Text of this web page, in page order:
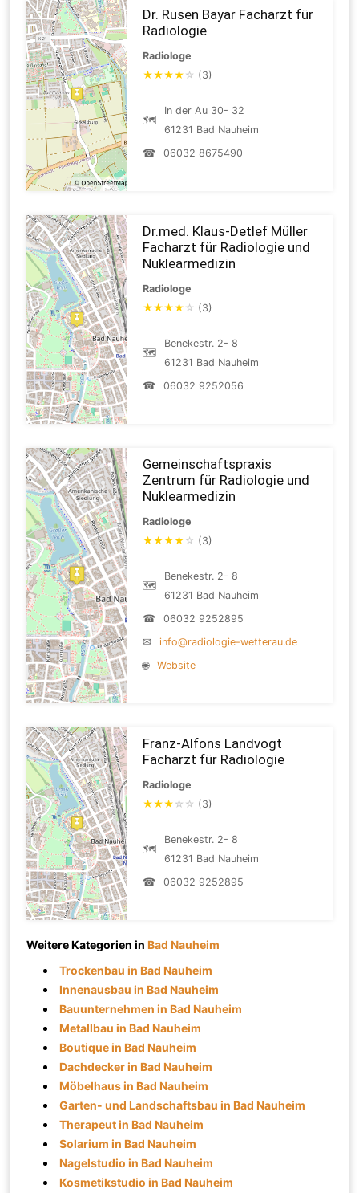
Dr. Rusen Bayar Facharzt für
Radiologie
Radiologe
★★★★ ☆ (3)
🗺
In der Au 30- 32
61231 Bad Nauheim
☎
06032 8675490
Dr.med. Klaus-Detlef Müller
Facharzt für Radiologie und
Nuklearmedizin
Radiologe
★★★★ ☆ (3)
🗺
Benekestr. 2- 8
61231 Bad Nauheim
☎
06032 9252056
Gemeinschaftspraxis
Zentrum für Radiologie und
Nuklearmedizin
Radiologe
★★★★ ☆ (3)
🗺
Benekestr. 2- 8
61231 Bad Nauheim
☎
06032 9252895
✉
info@radiologie-wetterau.de
🌐
Website
Franz-Alfons Landvogt
Facharzt für Radiologie
Radiologe
★★★ ☆ ☆ (3)
🗺
Benekestr. 2- 8
61231 Bad Nauheim
☎
06032 9252895
Weitere Kategorien inBad Nauheim
Trockenbau in Bad Nauheim
Innenausbau in Bad Nauheim
Bauunternehmen in Bad Nauheim
Metallbau in Bad Nauheim
Boutique in Bad Nauheim
Dachdecker in Bad Nauheim
Möbelhaus in Bad Nauheim
Garten- und Landschaftsbau in Bad Nauheim
Therapeut in Bad Nauheim
Solarium in Bad Nauheim
Nagelstudio in Bad Nauheim
Kosmetikstudio in Bad Nauheim